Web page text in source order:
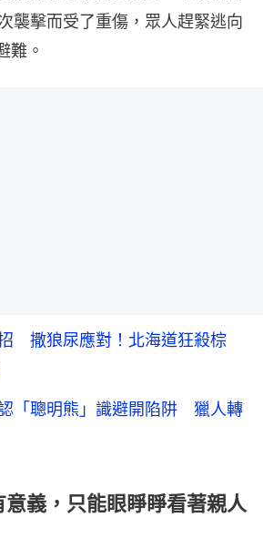
襲擊而受了重傷，眾人趕緊逃向
難。
撒狼尿應對！北海道狂殺棕
「聰明熊」識避開陷阱 獵人轉
義，只能眼睜睜看著親人